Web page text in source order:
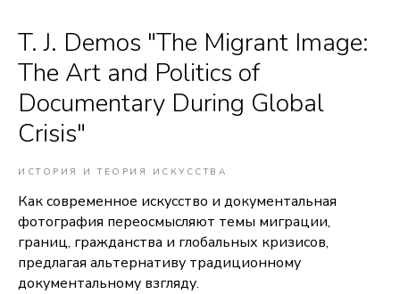
T. J. Demos "The Migrant Image:
The Art and Politics of
Documentary During Global
Crisis"
ИСТОРИЯ И ТЕОРИЯ ИСКУССТВА
Как современное искусство и документальная
фотография переосмысляют темы миграции,
границ, гражданства и глобальных кризисов,
предлагая альтернативу традиционному
документальному взгляду.